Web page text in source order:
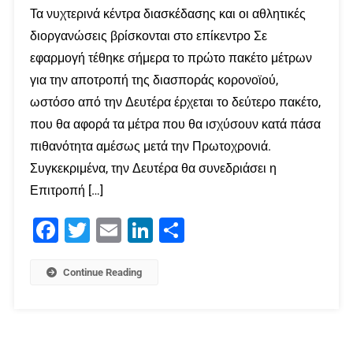
Τα νυχτερινά κέντρα διασκέδασης και οι αθλητικές
διοργανώσεις βρίσκονται στο επίκεντρο Σε
εφαρμογή τέθηκε σήμερα το πρώτο πακέτο μέτρων
για την αποτροπή της διασποράς κορονοϊού,
ωστόσο από την Δευτέρα έρχεται το δεύτερο πακέτο,
που θα αφορά τα μέτρα που θα ισχύσουν κατά πάσα
πιθανότητα αμέσως μετά την Πρωτοχρονιά.
Συγκεκριμένα, την Δευτέρα θα συνεδριάσει η
Επιτροπή […]
Facebook
Twitter Email LinkedIn
Continue Reading